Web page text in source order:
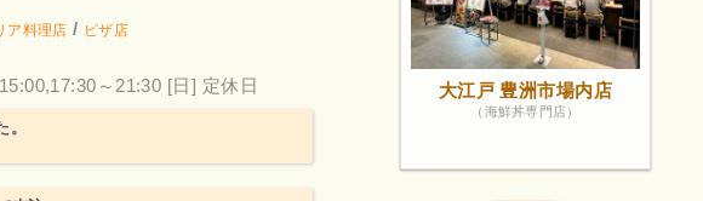
ア料理店 / ピザ店
～21:30 [日] 定休日 大江戸 豊洲市場内店
（海鮮丼専門店）